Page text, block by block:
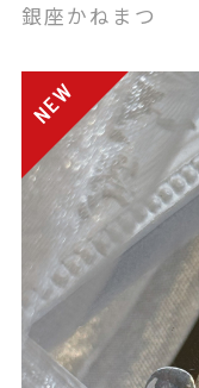
銀座かねまつ